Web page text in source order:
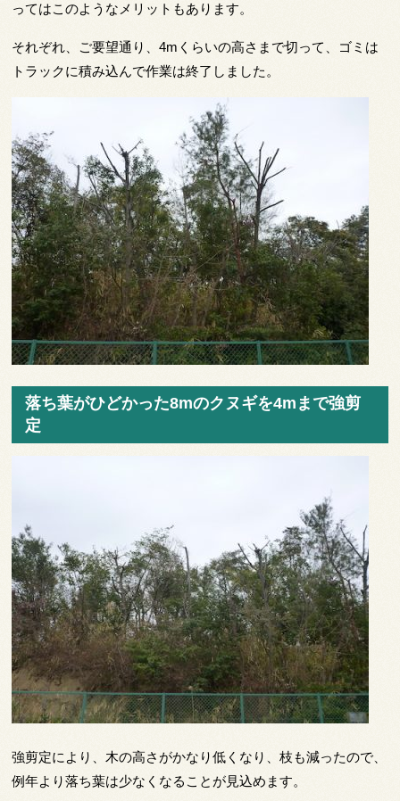
ってはこのようなメリットもあります。
それぞれ、ご要望通り、4mくらいの高さまで切って、ゴミは
トラックに積み込んで作業は終了しました。
落ち葉がひどかった8mのクヌギを4mまで強剪
定
強剪定により、木の高さがかなり低くなり、枝も減ったので、
例年より落ち葉は少なくなることが見込めます。